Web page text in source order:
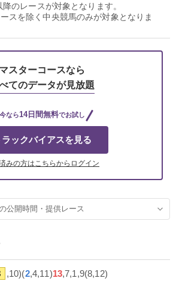
のレースが対象となります。
スを除く中央競馬のみが対象となりま
マスターコースなら
てのデータが見放題
今なら14日間無料でお試し
ラックバイアスを見る
みの方はこちらからログイン
公開時間・提供レース
,10)(2,4,11)13,7,1,9(8,12)